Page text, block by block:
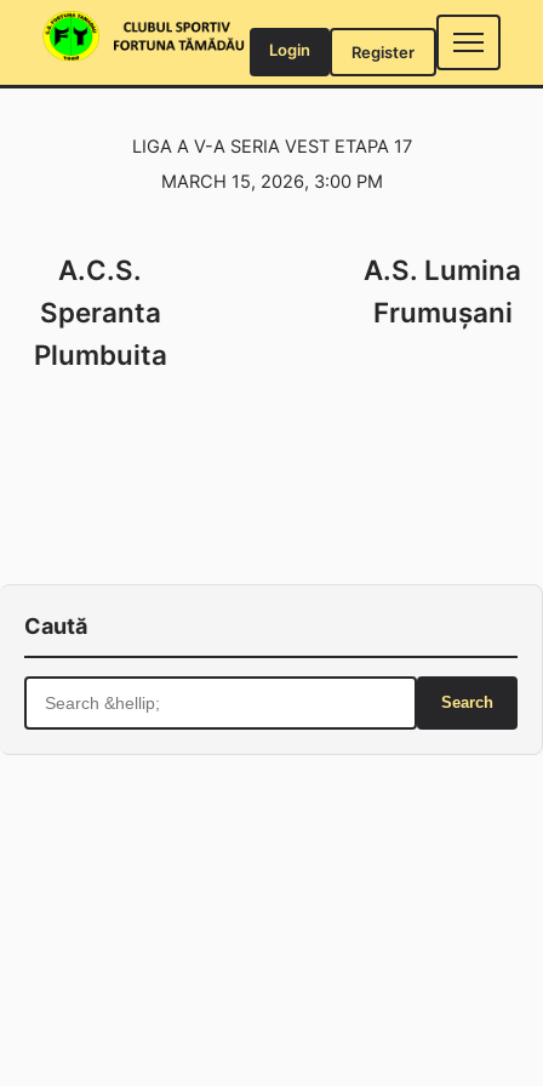
Login Register
LIGA A V-A SERIA VEST ETAPA 17
MARCH 15, 2026, 3:00 PM
A.C.S.
Speranta
Plumbuita
A.S. Lumina
Frumușani
Caută
Search
for: